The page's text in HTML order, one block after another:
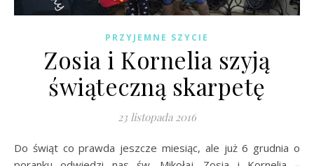
PRZYJEMNE SZYCIE
Zosia i Kornelia szyją
świąteczną skarpetę
23 listopada 2016
Do świąt co prawda jeszcze miesiąc, ale już 6 grudnia o